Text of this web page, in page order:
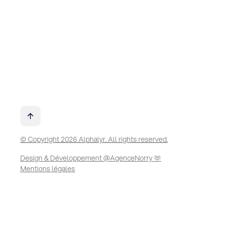
© Copyright 2026 Alphalyr. All rights reserved.
Design & Développement @AgenceNorry 🫶
Mentions légales